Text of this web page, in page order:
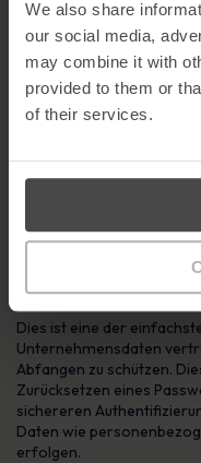
We also share
our social media,
may combine it with
provided to them or
of their services.
Die Multi-Faktor-
Schutzebene, die das
Neben einem
Multi-Faktor-
Authentifizierungsdaten,
kann es sich um eine
biometrische Daten wie
handeln.
Dies ist eine der
Unternehmensdaten
Abfangen zu schützen.
Zurücksetzen eines
sichereren
Daten wie
erfolgen.